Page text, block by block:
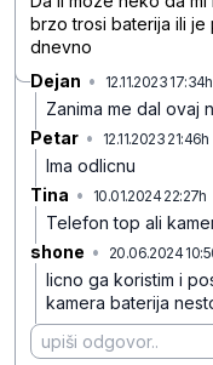
brzo trosi baterija ili je
dnevno
Dejan • 12.11.2023 17:34h
Zanima me dal ovaj
Petar • 12.11.2023 21:46h
Ima odlicnu
Tina • 10.01.2024 22:27h
Telefon top ali
shone • 20.06.2024
licno ga koristim i
kamera baterija